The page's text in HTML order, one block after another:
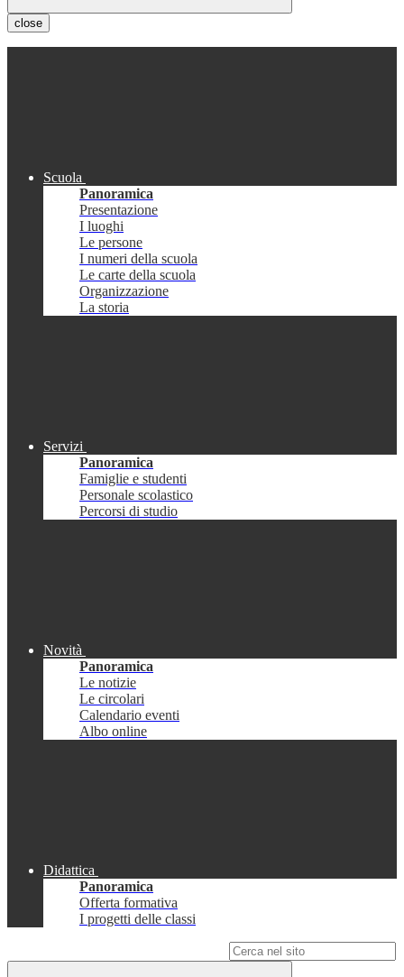
close
Scuola
Panoramica
Presentazione
I luoghi
Le persone
I numeri della scuola
Le carte della scuola
Organizzazione
La storia
Servizi
Panoramica
Famiglie e studenti
Personale scolastico
Percorsi di studio
Novità
Panoramica
Le notizie
Le circolari
Calendario eventi
Albo online
Didattica
Panoramica
Offerta formativa
I progetti delle classi